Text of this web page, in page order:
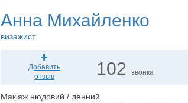
Анна Михайленко
визажист
Добавить
отзыв
102звонка
Макіяж нюдовий / денний